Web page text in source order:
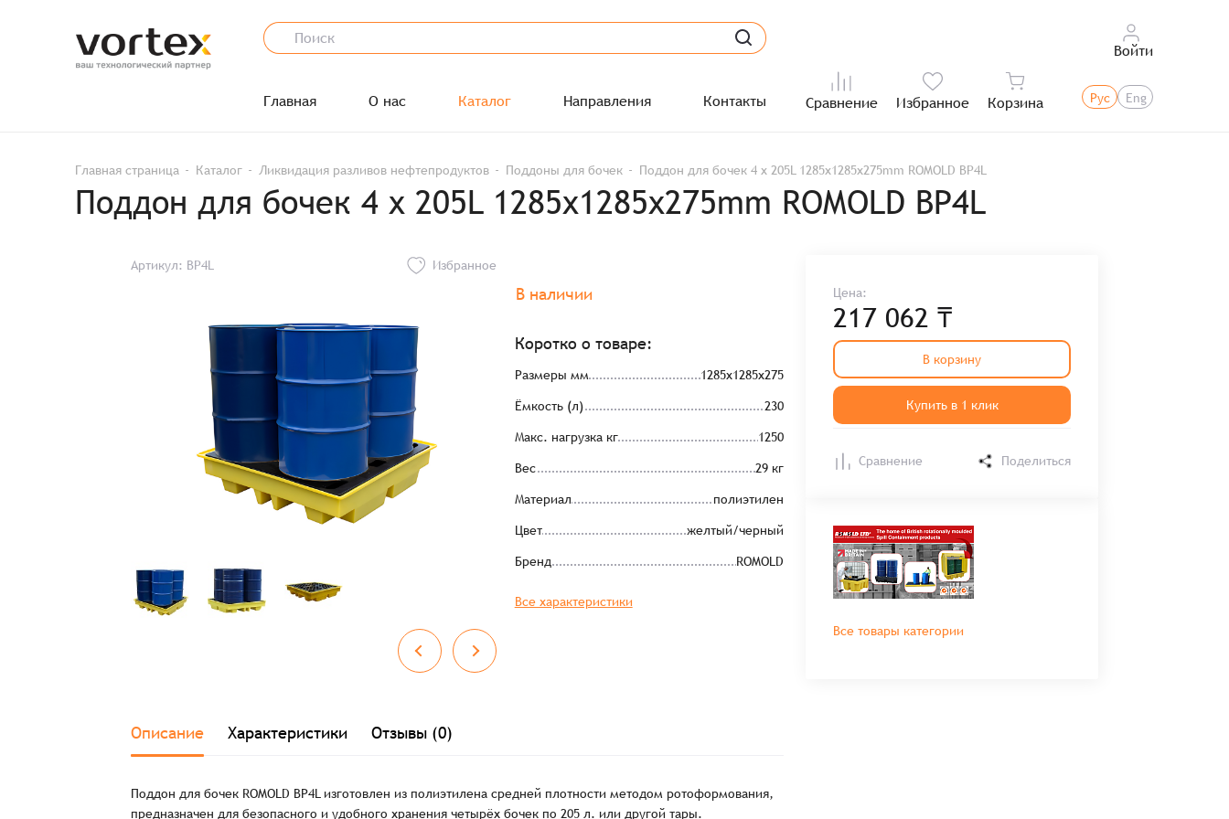
Войти
Главная О нас Каталог Направления Контакты Сравнение Избранное Корзина Рус Eng
Главная страница Каталог Ликвидация разливов нефтепродуктов Поддоны для бочек Поддон для бочек 4 x 205L 1285x1285x275mm ROMOLD BP4L
Поддон для бочек 4 x 205L 1285x1285x275mm ROMOLD BP4L
Артикул: BP4L Избранное
В наличии
Коротко о товаре:
Размеры мм 1285x1285x275
Ёмкость (л) 230
Макс. нагрузка кг 1250
Вес 29 кг
Материал полиэтилен
Цвет желтый/черный
Бренд ROMOLD
Все характеристики
Цена:
217 062 ₸
В корзину
Купить в 1 клик
Сравнение Поделиться
Все товары категории
Описание Характеристики Отзывы (0)
Поддон для бочек ROMOLD ВР4L изготовлен из полиэтилена средней плотности методом ротоформования,
предназначен для безопасного и удобного хранения четырёх бочек по 205 л. или другой тары.